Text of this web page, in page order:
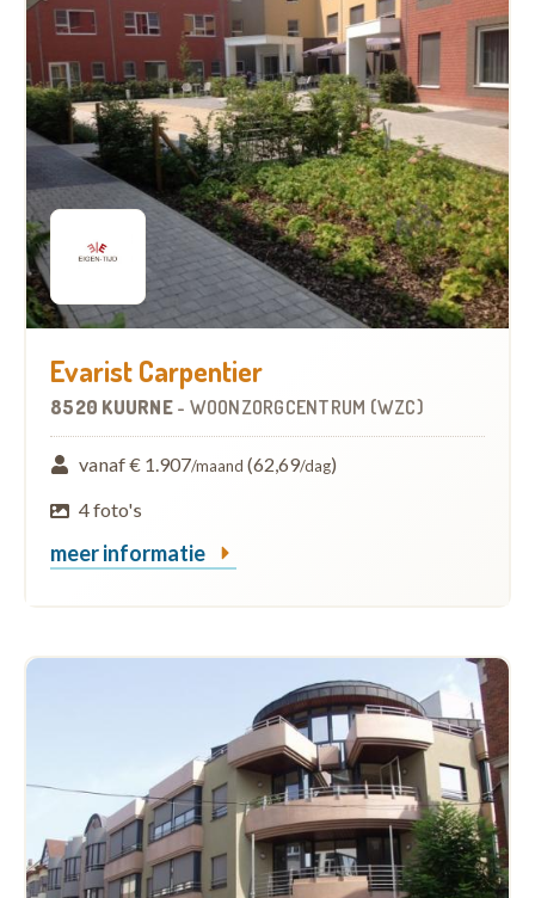
Evarist Carpentier
8520 KUURNE - WOONZORGCENTRUM (WZC)
vanaf € 1.907/maand (62,69/dag)
4 foto's
meer informatie